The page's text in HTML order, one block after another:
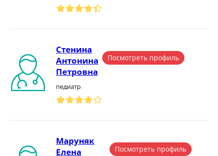
Стенина
Антонина
Петровна
педиатр
Посмотреть профиль
Маруняк
Елена
Посмотреть профиль